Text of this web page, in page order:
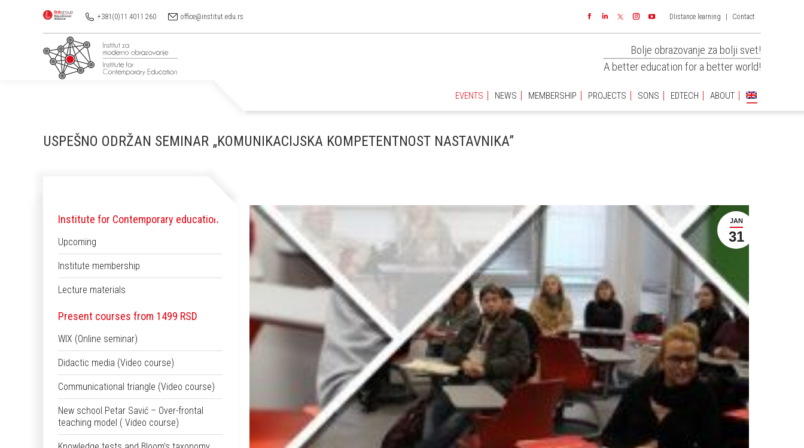
+381(0)11 4011 260 office@institut.edu.rs
FacebookLinkedin Instagram
DIistance learning Contact
Bolje obrazovanje za bolji svet!
A better education for a better world!
EVENTS NEWS MEMBERSHIP PROJECTS SONS EDTECH ABOUT
USPEŠNO ODRŽAN SEMINAR „KOMUNIKACIJSKA KOMPETENTNOST NASTAVNIKA”
JAN
31
Institute for Contemporary education
Upcoming
Institute membership
Lecture materials
Present courses from 1499 RSD
WIX (Online seminar)
Didactic media (Video course)
Communicational triangle (Video course)
New school Petar Savić – Over-frontal
teaching model ( Video course)
PROJECTS SONS EDTECH ABOUT